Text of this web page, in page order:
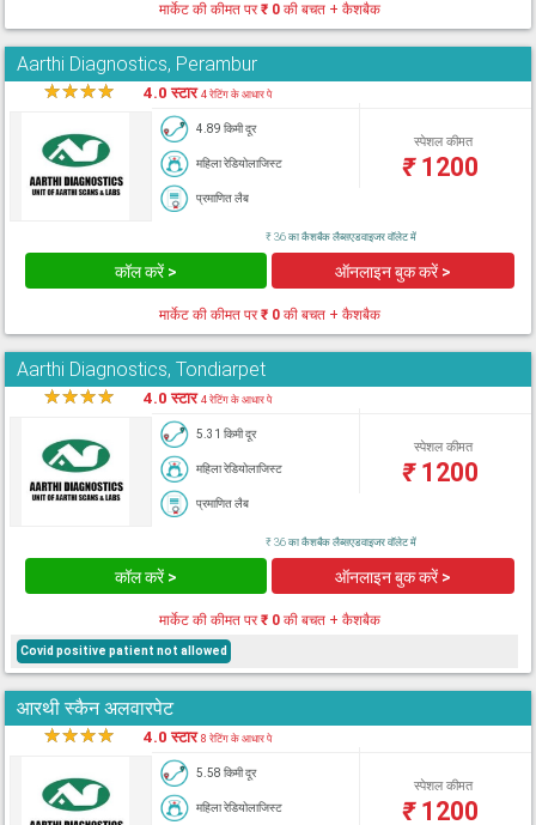
मार्केट की कीमत पर₹ 0की बचत + कैशबैक
Aarthi Diagnostics, Perambur
★★★★ 4.0 स्टार4 रेटिंग के आधार पे
4.89 किमी दूर
महिला रेडियोलाजिस्ट
प्रमाणित लैब
स्पेशल कीमत
₹1200
₹ 36 का कैशबैक लैब्सएडवाइजर वॉलेट में
कॉल करें > ऑनलाइन बुक करें >
मार्केट की कीमत पर₹ 0की बचत + कैशबैक
Aarthi Diagnostics, Tondiarpet
★★★★ 4.0 स्टार4 रेटिंग के आधार पे
5.31 किमी दूर
महिला रेडियोलाजिस्ट
प्रमाणित लैब
स्पेशल कीमत
₹1200
₹ 36 का कैशबैक लैब्सएडवाइजर वॉलेट में
कॉल करें > ऑनलाइन बुक करें >
मार्केट की कीमत पर₹ 0की बचत + कैशबैक
Covid positive patient not allowed
आरथी स्कैन अलवारपेट
★★★★ 4.0 स्टार8 रेटिंग के आधार पे
5.58 किमी दूर
महिला रेडियोलाजिस्ट
स्पेशल कीमत
₹1200